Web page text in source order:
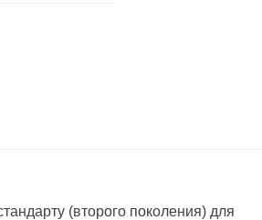
(второго поколения) для